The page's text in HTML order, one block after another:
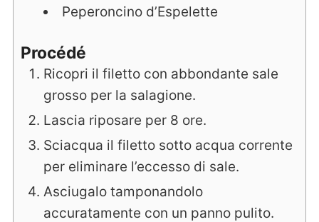
Peperoncino d’Espelette
Procédé
Ricopri il filetto con abbondante sale
grosso per la salagione.
Lascia riposare per 8 ore.
Sciacqua il filetto sotto acqua corrente
per eliminare l’eccesso di sale.
Asciugalo tamponandolo
accuratamente con un panno pulito.